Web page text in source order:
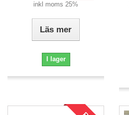
inkl moms 25%
Läs mer
I lager